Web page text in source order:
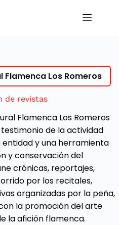
Flamenca Los Romeros
de revistas
Flamenca Los Romeros
de la actividad
y una herramienta
y conservación del
crónicas, reportajes,
por los recitales,
organizadas por la peña,
la promoción del arte
la afición flamenca.